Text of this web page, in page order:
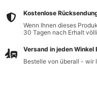
Kostenlose
Wenn Ihnen dieses
30 Tagen nach Erhalt
Versand in jeden Winkel
Bestelle von überall - wir